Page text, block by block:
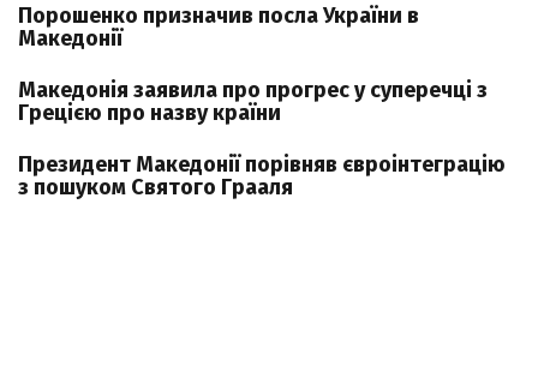
Порошенко призначив посла України в
Македонії
Македонія заявила про прогрес у суперечці з
Грецією про назву країни
Президент Македонії порівняв євроінтеграцію
з пошуком Святого Грааля